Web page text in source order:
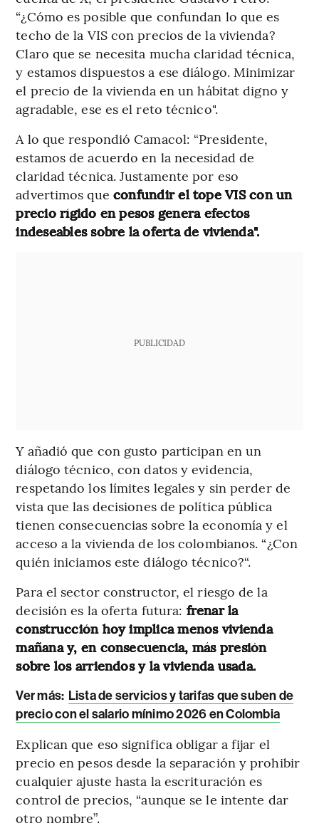
“¿Cómo es posible que confundan lo que es
techo de la VIS con precios de la vivienda?
Claro que se necesita mucha claridad técnica,
y estamos dispuestos a ese diálogo. Minimizar
el precio de la vivienda en un hábitat digno y
agradable, ese es el reto técnico".
A lo que respondió Camacol: “Presidente,
estamos de acuerdo en la necesidad de
claridad técnica. Justamente por eso
advertimos que confundir el tope VIS con un
precio rígido en pesos genera efectos
indeseables sobre la oferta de vivienda".
PUBLICIDAD
Y añadió que con gusto participan en un
diálogo técnico, con datos y evidencia,
respetando los límites legales y sin perder de
vista que las decisiones de política pública
tienen consecuencias sobre la economía y el
acceso a la vivienda de los colombianos. “¿Con
quién iniciamos este diálogo técnico?“.
Para el sector constructor, el riesgo de la
decisión es la oferta futura: frenar la
construcción hoy implica menos vivienda
mañana y, en consecuencia, más presión
sobre los arriendos y la vivienda usada.
Ver más: Lista de servicios y tarifas que suben de
precio con el salario mínimo 2026 en Colombia
Explican que eso significa obligar a fijar el
precio en pesos desde la separación y prohibir
cualquier ajuste hasta la escrituración es
control de precios, “aunque se le intente dar
otro nombre”.